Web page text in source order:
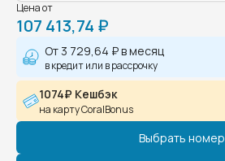
Цена от
107 413,74 ₽
От 3 729,64 ₽в месяц
в кредит или в рассрочку
1074₽ Кешбэк
на карту CoralBonus
Выбрать номер